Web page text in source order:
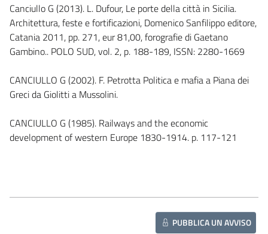
Canciullo G (2013). L. Dufour, Le porte della città in Sicilia.
Architettura, feste e fortificazioni, Domenico Sanfilippo editore,
Catania 2011, pp. 271, eur 81,00, forografie di Gaetano
Gambino.. POLO SUD, vol. 2, p. 188-189, ISSN: 2280-1669
CANCIULLO G (2002). F. Petrotta Politica e mafia a Piana dei
Greci da Giolitti a Mussolini.
CANCIULLO G (1985). Railways and the economic
development of western Europe 1830-1914. p. 117-121
PUBBLICA UN AVVISO